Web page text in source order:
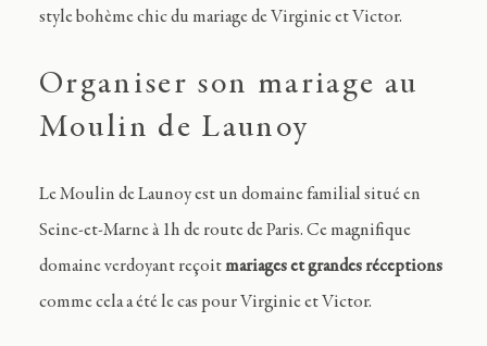
style bohème chic du mariage de Virginie et Victor.
Organiser son mariage au
Moulin de Launoy
Le Moulin de Launoy est un domaine familial situé en
Seine-et-Marne à 1h de route de Paris. Ce magnifique
domaine verdoyant reçoitmariages et grandes réceptions
comme cela a été le cas pour Virginie et Victor.